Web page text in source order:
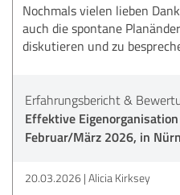
Nochmals vielen lieben
auch die spontane
diskutieren und zu
Erfahrungsbericht &
Effektive Eigenorganisation
Februar/März 2026, in
20.03.2026 Alicia Kirksey